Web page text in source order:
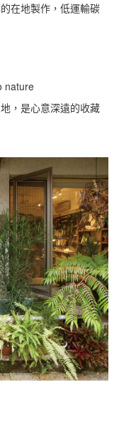
在地製作，低運輸碳
nature
，是心意深遠的收藏